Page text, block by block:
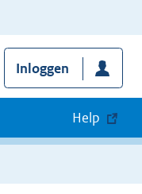
Inloggen
Help